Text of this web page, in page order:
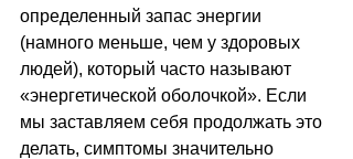
определенный запас энергии
(намного меньше, чем у здоровых
людей), который часто называют
«энергетической оболочкой». Если
мы заставляем себя продолжать это
делать, симптомы значительно